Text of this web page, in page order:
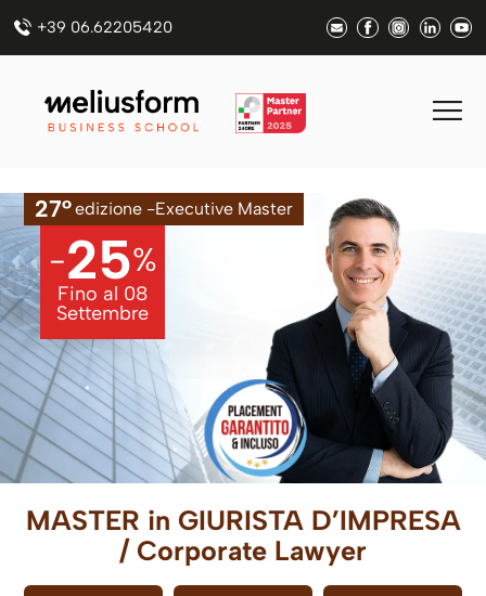
+39 06.62205420
27°edizione -Executive Master
MASTER in GIURISTA D’IMPRESA
/ Corporate Lawyer
-25%
Fino al 08
Settembre